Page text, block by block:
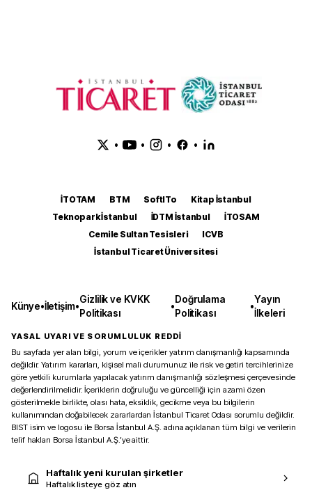
• • • •
İTOTAM BTM SoftITo
Kitap İstanbul
Teknopark İstanbul
İDTM İstanbul
İTOSAM
Cemile Sultan Tesisleri
ICVB
İstanbul Ticaret Üniversitesi
Künye•İletişim•
Gizlilik ve KVKK
Politikası
•
Doğrulama
Politikası
•
Yayın
İlkeleri
YASAL UYARI VE SORUMLULUK REDDİ
Bu sayfada yer alan bilgi, yorum ve içerikler yatırım danışmanlığı kapsamında
değildir. Yatırım kararları, kişisel mali durumunuz ile risk ve getiri tercihlerinize
göre yetkili kurumlarla yapılacak yatırım danışmanlığı sözleşmesi çerçevesinde
değerlendirilmelidir. İçeriklerin doğruluğu ve güncelliği için azami özen
gösterilmekle birlikte, olası hata, eksiklik, gecikme veya bu bilgilerin
kullanımından doğabilecek zararlardan İstanbul Ticaret Odası sorumlu değildir.
BIST isim ve logosu ile Borsa İstanbul A.Ş. adına açıklanan tüm bilgi ve verilerin
telif hakları Borsa İstanbul A.Ş.’ye aittir.
Haftalık yeni kurulan şirketler
Haftalık listeye göz atın